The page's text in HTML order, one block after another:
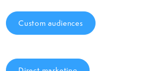
Custom audiences